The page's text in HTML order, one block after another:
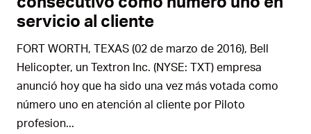
servicio al cliente
FORT WORTH, TEXAS (02 de marzo de 2016), Bell
Helicopter, un Textron Inc. (NYSE: TXT) empresa
anunció hoy que ha sido una vez más votada como
número uno en atención al cliente por Piloto
profesion...